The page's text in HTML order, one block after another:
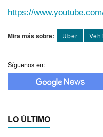
https://
Mira más sobre: Uber
Síguenos en:
LO ÚLTIMO